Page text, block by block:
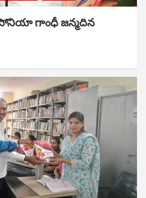
సోనియా గాంధీ జ‌న్మ‌దిన